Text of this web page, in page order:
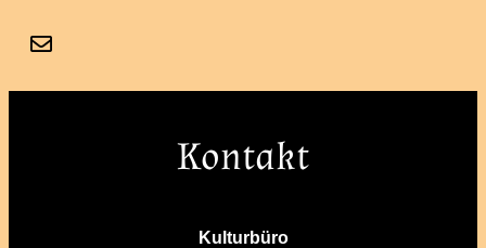
Kontakt
Kulturbüro